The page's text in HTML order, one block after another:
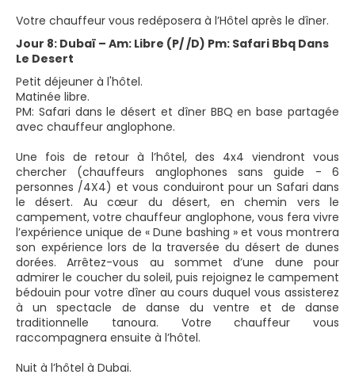
Votre chauffeur vous redéposera à l’Hôtel après le dîner.
Jour 8: Dubaï – Am: Libre (P/ /D) Pm: Safari Bbq Dans
Le Desert
Petit déjeuner à l'hôtel.
Matinée libre.
PM: Safari dans le désert et dîner BBQ en base partagée
avec chauffeur anglophone.
Une fois de retour à l’hôtel, des 4x4 viendront vous
chercher (chauffeurs anglophones sans guide - 6
personnes /4X4) et vous conduiront pour un Safari dans
le désert. Au cœur du désert, en chemin vers le
campement, votre chauffeur anglophone, vous fera vivre
l’expérience unique de « Dune bashing » et vous montrera
son expérience lors de la traversée du désert de dunes
dorées. Arrêtez-vous au sommet d’une dune pour
admirer le coucher du soleil, puis rejoignez le campement
bédouin pour votre dîner au cours duquel vous assisterez
à un spectacle de danse du ventre et de danse
traditionnelle tanoura. Votre chauffeur vous
raccompagnera ensuite à l’hôtel.
Nuit à l’hôtel à Dubai.